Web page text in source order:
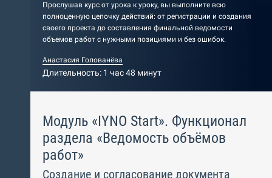
Прослушав курс от урока к уроку, вы выполните всю
полноценную цепочку действий: от регистрации и создания
своего проекта до составления финальной ведомости
объемов работ с нужными позициями и без ошибок.
Анастасия Голованёва
Длительность: 1 час 48 минут
Модуль «IYNO Start». Функционал
раздела «Ведомость объёмов
работ»
Создание и согласование документа